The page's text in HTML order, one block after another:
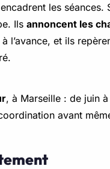
encadrent les séances.
Ils annoncent les
l’avance, et ils
, à Marseille : de juin
avant